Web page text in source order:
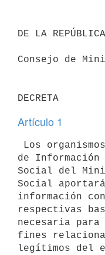
DE LA REPÚBLICA
Consejo de
Artículo 1
de
Social del
Social
información
respectivas
necesaria
fines
legítimos del